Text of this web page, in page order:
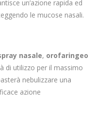
un’azione rapida ed
le mucose nasali.
nasale, orofaringeo
di utilizzo per il massimo
nebulizzare una
azione